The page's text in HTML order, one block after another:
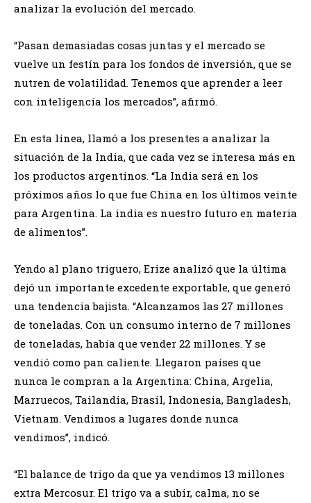
analizar la evolución del mercado.
“Pasan demasiadas cosas juntas y el mercado se
vuelve un festín para los fondos de inversión, que se
nutren de volatilidad. Tenemos que aprender a leer
con inteligencia los mercados”, afirmó.
En esta línea, llamó a los presentes a analizar la
situación de la India, que cada vez se interesa más en
los productos argentinos. “La India será en los
próximos años lo que fue China en los últimos veinte
para Argentina. La india es nuestro futuro en materia
de alimentos”.
Yendo al plano triguero, Erize analizó que la última
dejó un importante excedente exportable, que generó
una tendencia bajista. “Alcanzamos las 27 millones
de toneladas. Con un consumo interno de 7 millones
de toneladas, había que vender 22 millones. Y se
vendió como pan caliente. Llegaron países que
nunca le compran a la Argentina: China, Argelia,
Marruecos, Tailandia, Brasil, Indonesia, Bangladesh,
Vietnam. Vendimos a lugares donde nunca
vendimos”, indicó.
“El balance de trigo da que ya vendimos 13 millones
extra Mercosur. El trigo va a subir, calma, no se